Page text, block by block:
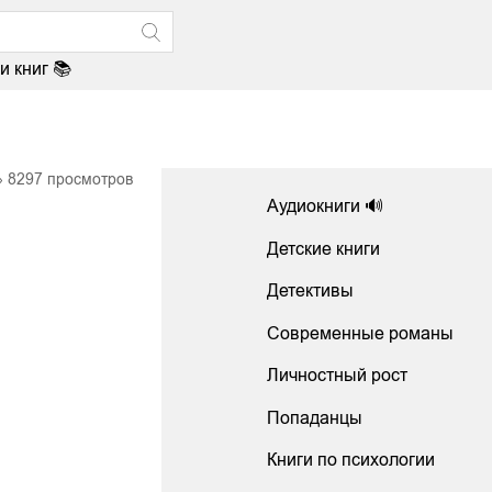
книг 📚
8297 просмотров
Аудиокниги 🔊
Детские книги
Детективы
Современные романы
Личностный рост
Попаданцы
Книги по психологии